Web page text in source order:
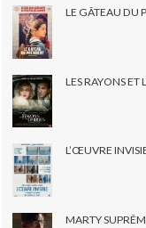
LE GÂTEAU DU
LES RAYONS
L’ŒUVRE
MARTY